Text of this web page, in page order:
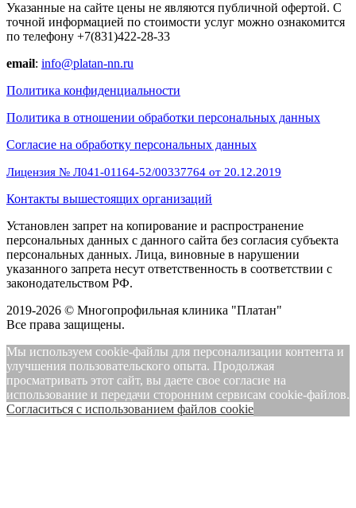
Указанные на сайте цены не являются публичной офертой. С
точной информацией по стоимости услуг можно ознакомится
по телефону +7(831)422-28-33
email: info@platan-nn.ru
Политика конфиденциальности
Политика в отношении обработки персональных данных
Cогласие на обработку персональных данных
Лицензия № Л041-01164-52/00337764 от 20.12.2019
Контакты вышестоящих организаций
Установлен запрет на копирование и распространение
персональных данных с данного сайта без согласия субъекта
персональных данных. Лица, виновные в нарушении
указанного запрета несут ответственность в соответствии с
законодательством РФ.
2019-2026 © Многопрофильная клиника "Платан"
Все права защищены.
Мы используем cookie-файлы для персонализации контента и
улучшения пользовательского опыта. Продолжая
просматривать этот сайт, вы даете свое согласие на
использование и передачи сторонним сервисам cookie-файлов.
Cогласиться с использованием файлов cookie